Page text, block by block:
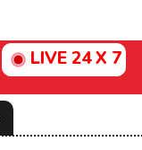
LIVE 24 X 7